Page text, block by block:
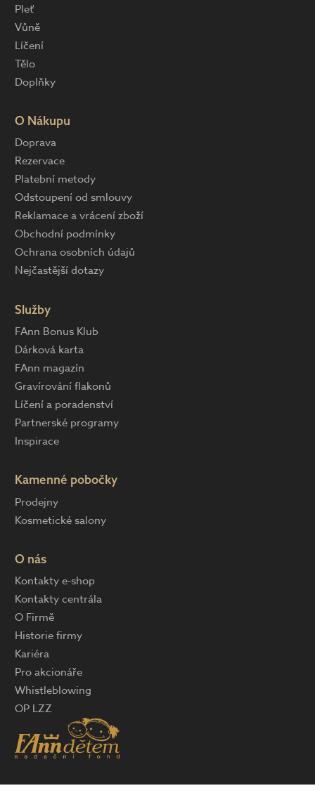
Pleť
Vůně
Líčení
Tělo
Doplňky
O Nákupu
Doprava
Rezervace
Platební metody
Odstoupení od smlouvy
Reklamace a vrácení zboží
Obchodní podmínky
Ochrana osobních údajů
Nejčastější dotazy
Služby
FAnn Bonus Klub
Dárková karta
FAnn magazín
Gravírování flakonů
Líčení a poradenství
Partnerské programy
Inspirace
Kamenné pobočky
Prodejny
Kosmetické salony
O nás
Kontakty e-shop
Kontakty centrála
O Firmě
Historie firmy
Kariéra
Pro akcionáře
Whistleblowing
OP LZZ